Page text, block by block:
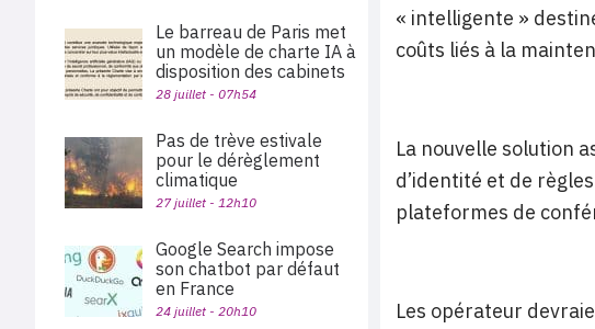
« intelligente »
coûts liés à la
La nouvelle solution
d’identité et de
plateformes de
Les opérateur
Le barreau de Paris met
un modèle de charte IA à
disposition des cabinets
28 juillet - 07h54
Pas de trève estivale
pour le dérèglement
climatique
27 juillet - 12h10
Google Search impose
son chatbot par défaut
en France
24 juillet - 20h10